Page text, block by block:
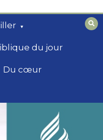
du jour
Du cœur